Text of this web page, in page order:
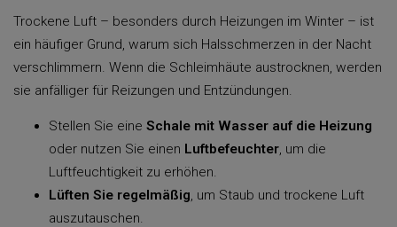
Trockene Luft – besonders durch Heizungen im Winter – ist
ein häufiger Grund, warum sich Halsschmerzen in der Nacht
verschlimmern. Wenn die Schleimhäute austrocknen, werden
sie anfälliger für Reizungen und Entzündungen.
Stellen Sie eine Schale mit Wasser auf die Heizung
oder nutzen Sie einen Luftbefeuchter, um die
Luftfeuchtigkeit zu erhöhen.
Lüften Sie regelmäßig, um Staub und trockene Luft
auszutauschen.